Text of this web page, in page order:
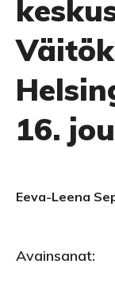
16.
Eeva-Leena
Avainsanat: